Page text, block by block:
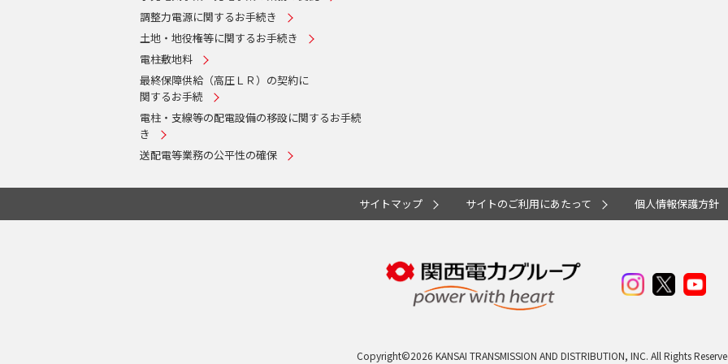
調整力電源に関するお手続き
土地・地役権等に関するお手続き
電柱敷地料
最終保障供給（高圧ＬＲ）の契約に
関するお手続
電柱・支線等の配電設備の移設に関するお手続
き
送配電等業務の公平性の確保
サイトマップ サイトのご利用にあたって 個人情報保護方針
Copyright©2026 KANSAI TRANSMISSION AND DISTRIBUTION, INC. All Rights